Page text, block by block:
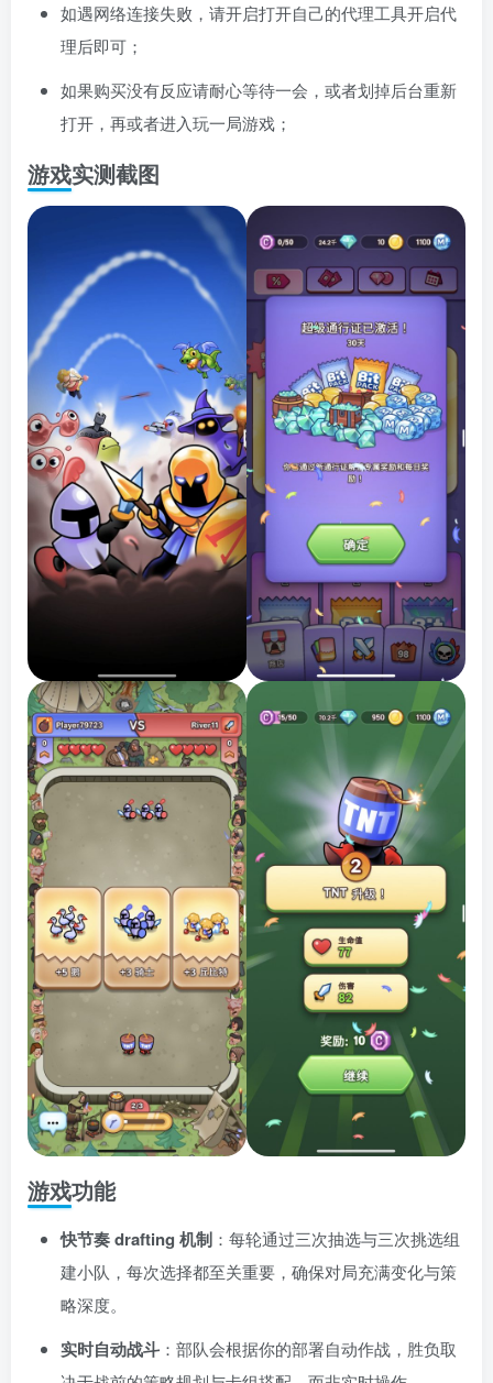
如遇网络连接失败，请开启打开自己的代理工具开启代
理后即可；
如果购买没有反应请耐心等待一会，或者划掉后台重新
打开，再或者进入玩一局游戏；
游戏实测截图
游戏功能
快节奏 drafting 机制 ：每轮通过三次抽选与三次挑选组
建小队，每次选择都至关重要，确保对局充满变化与策
略深度。
实时自动战斗 ：部队会根据你的部署自动作战，胜负取